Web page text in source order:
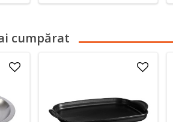
cumpărat